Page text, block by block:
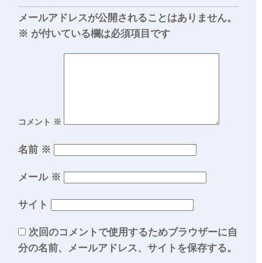
メールアドレスが公開されることはありません。
※ が付いている欄は必須項目です
コメント ※
名前 ※
メール ※
サイト
次回のコメントで使用するためブラウザーに自
分の名前、メールアドレス、サイトを保存する。